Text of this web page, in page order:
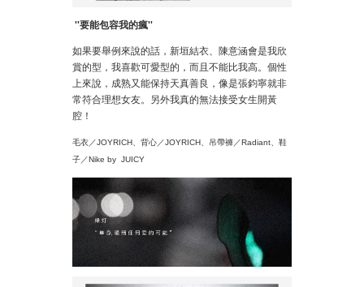
''要能包容我的瘋''
如果要舉例來說的話，新垣結衣、陳意涵會是我欣
賞的型，我喜歡可愛型的，而且不能比我高。個性
上來說，成熟又能保持天真善良，像是張鈞寧就非
常符合理想女友。另外我真的無法接受女生開黃
腔！
毛衣／JOYRICH、背心／JOYRICH、吊帶褲／Radiant、鞋
子／Nike by JUICY